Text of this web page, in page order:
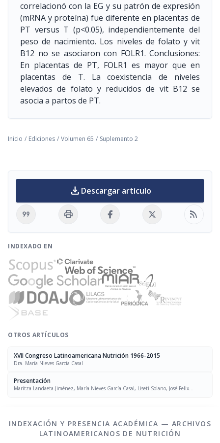
correlacionó con la EG y su patrón de expresión
(mRNA y proteína) fue diferente en placentas de
PT versus T (p<0.05), independientemente del
peso de nacimiento. Los niveles de folato y vit
B12 no se asociaron con FOLR1. Conclusiones:
En placentas de PT, FOLR1 es mayor que en
placentas de T. La coexistencia de niveles
elevados de folato y reducidos de vit B12 se
asocia a partos de PT.
Inicio / Ediciones / Volumen 65 / Suplemento 2
download Descargar artículo
format_quote print rss_feed
INDEXADO EN
OTROS ARTÍCULOS
XVII Congreso Latinoamericana Nutrición 1966-2015
Dra. María Nieves García Casal
Presentación
Maritza Landaeta-Jiménez, María Nieves García Casal, Liseti Solano, José Felix
INDEXACIÓN Y PRESENCIA ACADÉMICA — ARCHIVOS
LATINOAMERICANOS DE NUTRICIÓN